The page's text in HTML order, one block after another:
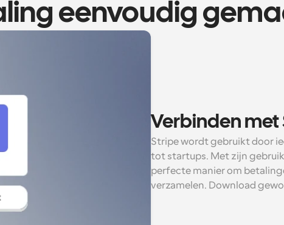
eenvoudig
Verbinden met
Stripe wordt gebruikt door
tot startups. Met zijn
perfecte manier om
verzamelen. Download